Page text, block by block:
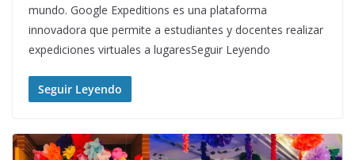
mundo. Google Expeditions es una plataforma
innovadora que permite a estudiantes y docentes realizar
expediciones virtuales a lugaresSeguir Leyendo
Seguir Leyendo